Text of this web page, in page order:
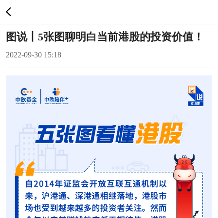
图说丨5张图聊明白当前港股的投资价值！
2022-09-30 15:18